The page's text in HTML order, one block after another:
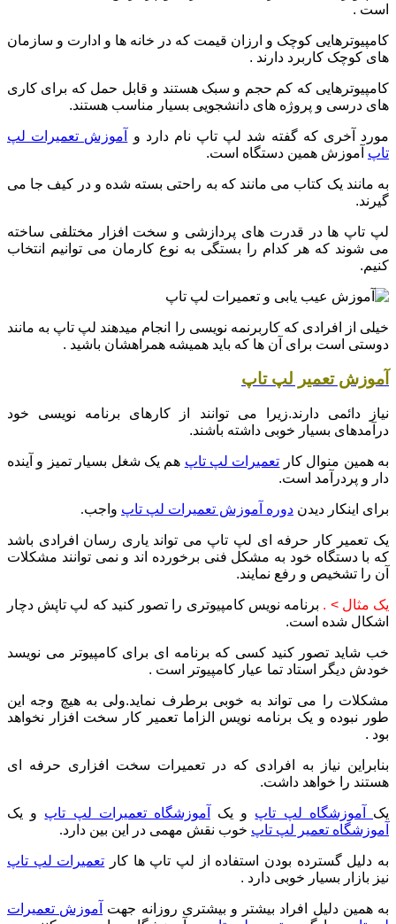
است .
کامپیوترهایی کوچک و ارزان قیمت که در خانه ها و ادارت و سازمان
های کوچک کاربرد دارند .
کامپیوترهایی که کم حجم و سبک هستند و قابل حمل که برای کاری
های درسی و پروژه های دانشجویی بسیار مناسب هستند.
مورد آخری که گفته شد لپ تاپ نام دارد و
آموزش تعمیرات لپ
تاپ آموزش همین دستگاه است.
به مانند یک کتاب می مانند که به راحتی بسته شده و در کیف جا می
گیرند.
لپ تاپ ها در قدرت های پردازشی و سخت افزار مختلفی ساخته
می شوند که هر کدام را بستگی به نوع کارمان می توانیم انتخاب
کنیم.
خیلی از افرادی که کاربرنمه نویسی را انجام میدهند لپ تاپ به مانند
دوستی است برای آن ها که باید همیشه همراهشان باشید .
آموزش تعمیر لپ تاپ
نیاز دائمی دارند.زیرا می توانند از کارهای برنامه نویسی خود
درآمدهای بسیار خوبی داشته باشند.
به همین منوال کار تعمیرات لپ تاپ هم یک شغل بسیار تمیز و آینده
دار و پردرآمد است.
برای اینکار دیدن دوره آموزش تعمیرات لپ تاپ واجب.
یک تعمیر کار حرفه ای لپ تاپ می تواند یاری رسان افرادی باشد
که با دستگاه خود به مشکل فنی برخورده اند و نمی توانند مشکلات
آن را تشخیص و رفع نمایند.
یک مثال > . برنامه نویس کامپیوتری را تصور کنید که لپ تاپش دچار
اشکال شده است.
خب شاید تصور کنید کسی که برنامه ای برای کامپیوتر می نویسد
خودش دیگر استاد تما عیار کامپیوتر است .
مشکلات را می تواند به خوبی برطرف نماید.ولی به هیچ وجه این
طور نبوده و یک برنامه نویس الزاما تعمیر کار سخت افزار نخواهد
بود .
بنابراین نیاز به افرادی که در تعمیرات سخت افزاری حرفه ای
هستند را خواهد داشت.
یک آموزشگاه لپ تاپ و یک آموزشگاه تعمیرات لپ تاپ و یک
آموزشگاه تعمیر لپ تاپ خوب نقش مهمی در این بین دارد.
به دلیل گسترده بودن استفاده از لپ تاپ ها کار تعمیرات لپ تاپ
نیز بازار بسیار خوبی دارد .
به همین دلیل افراد بیشتر و بیشتری روزانه جهت
آموزش تعمیرات